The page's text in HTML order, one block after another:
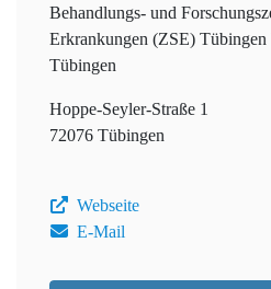
Behandlungs- und
Erkrankungen (ZSE) Tübingen
Tübingen
Hoppe-Seyler-Straße 1
72076 Tübingen
Webseite
E-Mail